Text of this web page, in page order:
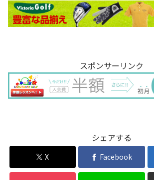
スポンサーリンク
シェアする
X Facebook